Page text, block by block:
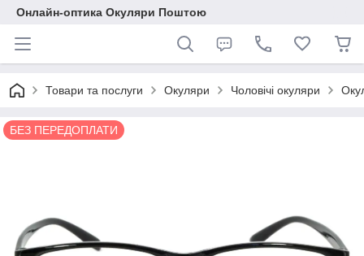
Онлайн-оптика Окуляри Поштою
Товари та послуги Окуляри Чоловічі окуляри
БЕЗ ПЕРЕДОПЛАТИ